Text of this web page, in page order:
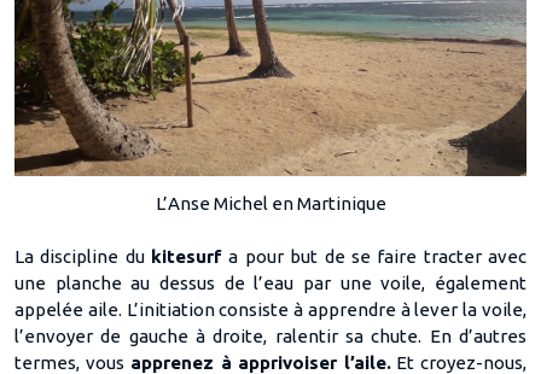
L’Anse Michel en Martinique
La discipline du kitesurf a pour but de se faire tracter avec
une planche au dessus de l’eau par une voile, également
appelée aile. L’initiation consiste à apprendre à lever la voile,
l’envoyer de gauche à droite, ralentir sa chute. En d’autres
termes, vous apprenez à apprivoiser l’aile.Et croyez-nous,